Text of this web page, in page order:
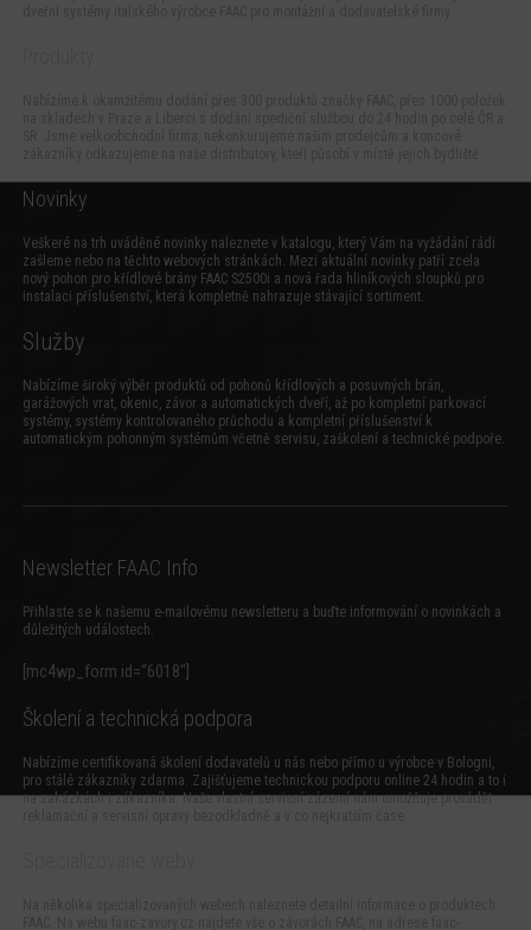
Novinky
Veškeré na trh uváděné novinky naleznete v katalogu, který Vám na vyžádání rádi
zašleme nebo na těchto webových stránkách. Mezi aktuální novinky patří zcela
nový pohon pro křídlové brány FAAC S2500i a nová řada hliníkových sloupků pro
instalaci příslušenství , která kompletně nahrazuje stávající sortiment.
Služby
Nabízíme široký výběr produktů od pohonů křídlových a posuvných brán,
garážových vrat, okenic, závor a automatických dveří, až po kompletní parkovací
systémy, systémy kontrolovaného průchodu a kompletní příslušenství k
automatickým pohonným systémům včetně servisu, zaškolení a technické podpoře.
Newsletter FAAC Info
Přihlaste se k našemu e-mailovému newsletteru a buďte informování o novinkách a
důležitých událostech.
[mc4wp_form id=“6018″]
Školení a technická podpora
Nabízíme certifikovaná školení dodavatelů u nás nebo přímo u výrobce v Bologni,
pro stálé zákazníky zdarma. Zajišťujeme technickou podporu online 24 hodin a to i
na zakázkách i zákazníka. Naše vlastní servisní zázemí nám umožňuje provádět